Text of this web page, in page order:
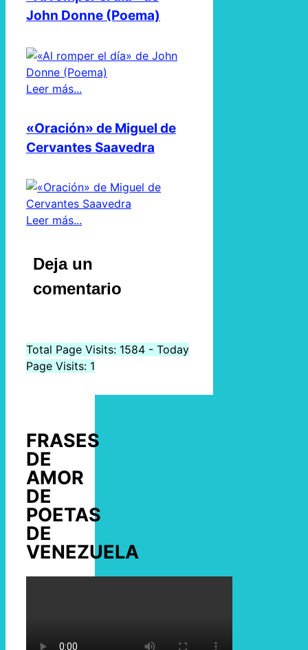
John Donne (Poema)
Leer más...
«Oración» de Miguel de
Cervantes Saavedra
Leer más...
Deja un
comentario
Total Page Visits: 1584 - Today
Page Visits: 1
FRASES
DE
AMOR
DE
POETAS
DE
VENEZUELA